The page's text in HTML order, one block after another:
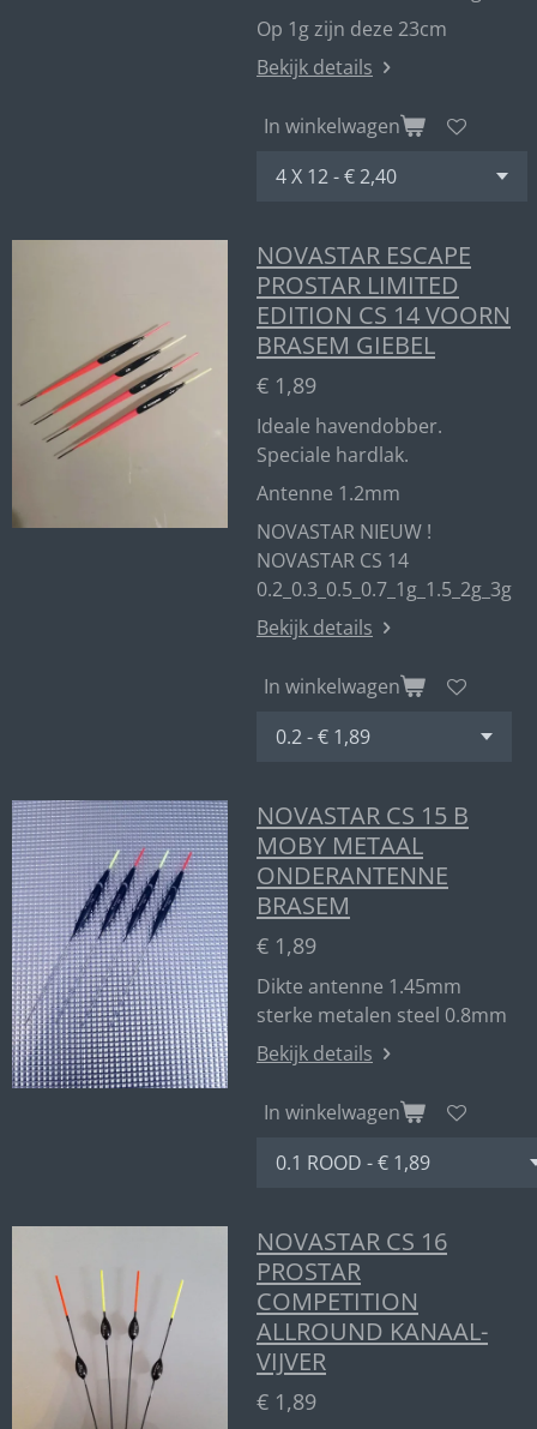
Op 1g zijn deze 23cm
Bekijk details
In winkelwagen
NOVASTAR ESCAPE
PROSTAR LIMITED
EDITION CS 14 VOORN
BRASEM GIEBEL
€ 1,89
Ideale havendobber.
Speciale hardlak.
Antenne 1.2mm
NOVASTAR NIEUW !
NOVASTAR CS 14
0.2_0.3_0.5_0.7_1g_1.5_2g_3g
Bekijk details
In winkelwagen
NOVASTAR CS 15 B
MOBY METAAL
ONDERANTENNE
BRASEM
€ 1,89
Dikte antenne 1.45mm
sterke metalen steel 0.8mm
Bekijk details
In winkelwagen
NOVASTAR CS 16
PROSTAR
COMPETITION
ALLROUND KANAAL-
VIJVER
€ 1,89